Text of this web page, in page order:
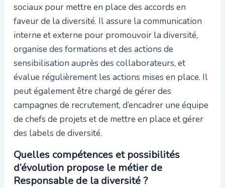
sociaux pour mettre en place des accords en
faveur de la diversité. Il assure la communication
interne et externe pour promouvoir la diversité,
organise des formations et des actions de
sensibilisation auprès des collaborateurs, et
évalue régulièrement les actions mises en place. Il
peut également être chargé de gérer des
campagnes de recrutement, d’encadrer une équipe
de chefs de projets et de mettre en place et gérer
des labels de diversité.
Quelles compétences et possibilités
d’évolution propose le métier de
Responsable de la diversité ?